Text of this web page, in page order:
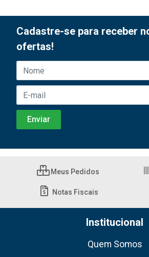
Cadastre-se para receber
ofertas!
Meus Pedidos
Notas Fiscais
Institucional
Quem Somos